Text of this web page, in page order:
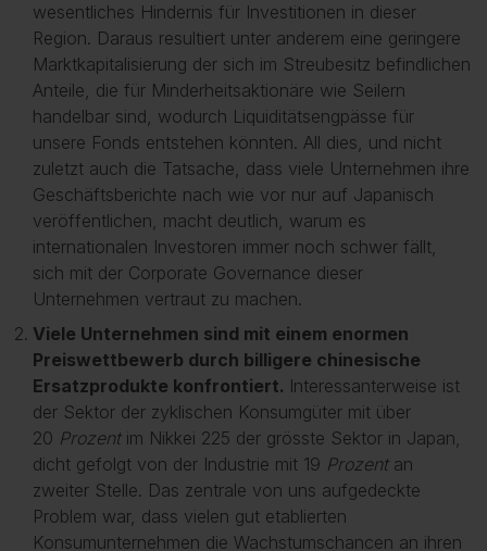
wesentliches Hindernis für Investitionen in dieser
Region. Daraus resultiert unter anderem eine geringere
Marktkapitalisierung der sich im Streubesitz befindlichen
Anteile, die für Minderheitsaktionäre wie Seilern
handelbar sind, wodurch Liquiditätsengpässe für
unsere Fonds entstehen könnten. All dies, und nicht
zuletzt auch die Tatsache, dass viele Unternehmen ihre
Geschäftsberichte nach wie vor nur auf Japanisch
veröffentlichen, macht deutlich, warum es
internationalen Investoren immer noch schwer fällt,
sich mit der Corporate Governance dieser
Unternehmen vertraut zu machen.
Viele Unternehmen sind mit einem enormen
Preiswettbewerb durch billigere chinesische
Ersatzprodukte konfrontiert. Interessanterweise ist
der Sektor der zyklischen Konsumgüter mit über
20 Prozentim Nikkei 225 der grösste Sektor in Japan,
dicht gefolgt von der Industrie mit 19 Prozent an
zweiter Stelle. Das zentrale von uns aufgedeckte
Problem war, dass vielen gut etablierten
Konsumunternehmen die Wachstumschancen an ihren